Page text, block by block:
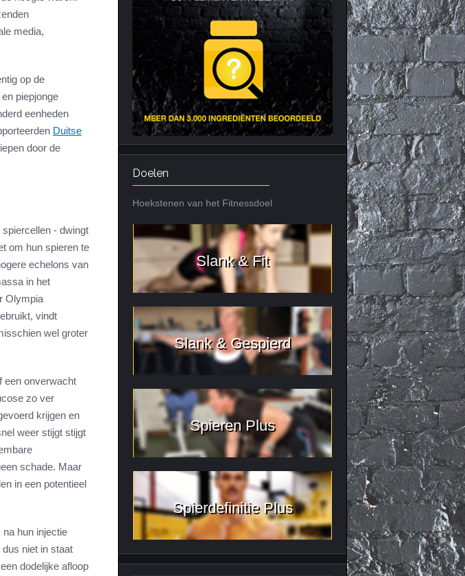
Nutriënt Timing
Citrus Aurantium
Tribulus Terrestris
Vitaminen en
mineralen
Weight Gainers
Nieuws archief
media,
op de
piepjonge
eenheden
Duitse
door de
- dwingt
om hun spieren te
echelons van
in het
Olympia
vindt
wel groter
een onverwacht
zo ver
krijgen en
weer stijgt stijgt
schade. Maar
in een potentieel
hun injectie
dus niet in staat
dodelijke afloop
Doelen
Hoekstenen van het Fitnessdoel
Slank & Fit
Slank & Gespierd
Spieren Plus
Spierdefinitie Plus